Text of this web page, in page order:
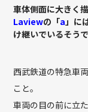
車体側面に大きく
Laviewの「a」に
け継いでいるそうで
西武鉄道の特急車
こと。
車両の目の前に立